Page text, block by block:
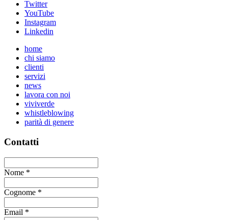
Twitter
YouTube
Instagram
Linkedin
home
chi siamo
clienti
servizi
news
lavora con noi
viviverde
whistleblowing
parità di genere
Contatti
Nome *
Cognome *
Email *